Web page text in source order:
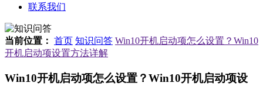
联系我们
当前位置： 首页 知识问答 Win10开机启动项怎么设置？Win10
开机启动项设置方法详解
Win10开机启动项怎么设置？Win10开机启动项设